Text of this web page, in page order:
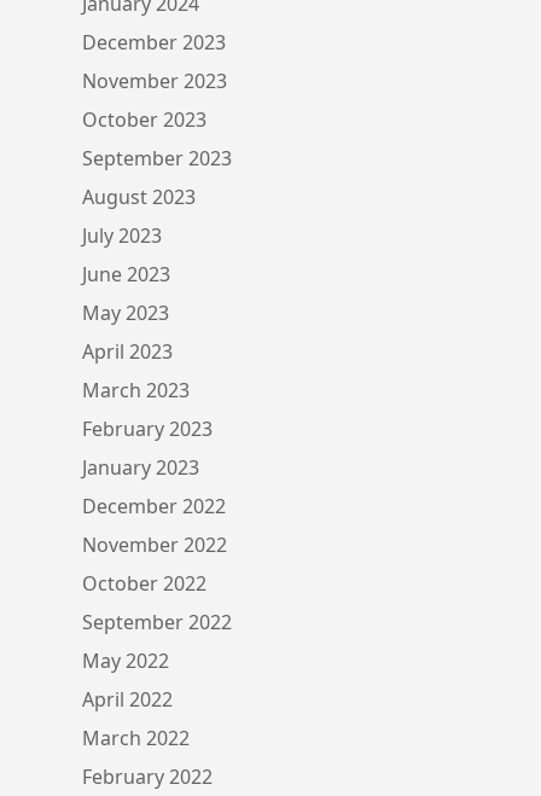
December 2023
November 2023
October 2023
September 2023
August 2023
July 2023
June 2023
May 2023
April 2023
March 2023
February 2023
January 2023
December 2022
November 2022
October 2022
September 2022
May 2022
April 2022
March 2022
February 2022